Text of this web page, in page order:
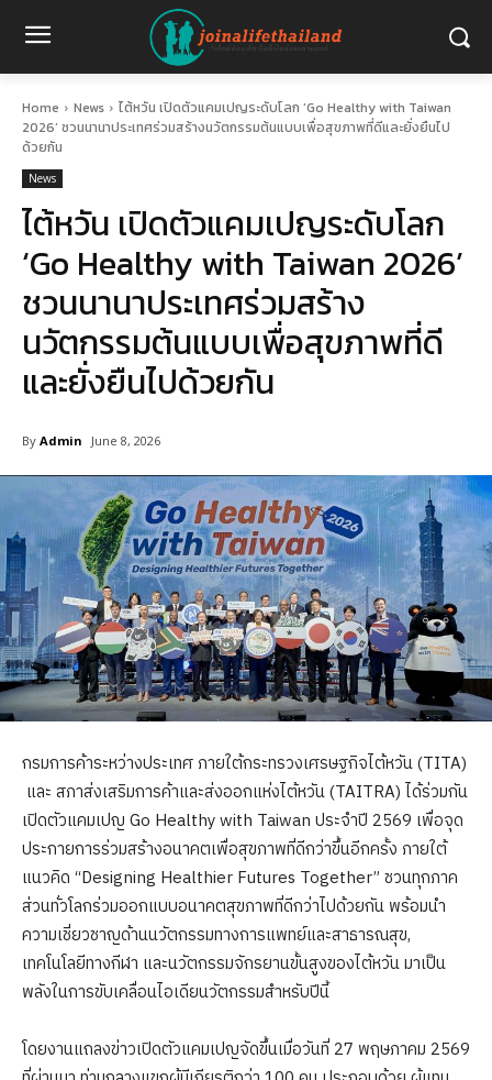
Home News
ไต้หวัน เปิดตัวแคมเปญระดับโลก ‘Go Healthy with Taiwan
2026’ ชวนนานาประเทศร่วมสร้างนวัตกรรมต้นแบบเพื่อสุขภาพที่ดีและยั่งยืนไป
ด้วยกัน
News
ไต้หวัน เปิดตัวแคมเปญระดับโลก
‘Go Healthy with Taiwan 2026’
ชวนนานาประเทศร่วมสร้าง
นวัตกรรมต้นแบบเพื่อสุขภาพที่ดี
และยั่งยืนไปด้วยกัน
By Admin June 8, 2026
กรมการค้าระหว่างประเทศ ภายใต้กระทรวงเศรษฐกิจไต้หวัน (TITA)
และ สภาส่งเสริมการค้าและส่งออกแห่งไต้หวัน (TAITRA) ได้ร่วมกัน
เปิดตัวแคมเปญ Go Healthy with Taiwan ประจำปี 2569 เพื่อจุด
ประกายการร่วมสร้างอนาคตเพื่อสุขภาพที่ดีกว่าขึ้นอีกครั้ง ภายใต้
แนวคิด “Designing Healthier Futures Together” ชวนทุกภาค
ส่วนทั่วโลกร่วมออกแบบอนาคตสุขภาพที่ดีกว่าไปด้วยกัน พร้อมนำ
ความเชี่ยวชาญด้านนวัตกรรมทางการแพทย์และสาธารณสุข,
เทคโนโลยีทางกีฬา และนวัตกรรมจักรยานขั้นสูงของไต้หวัน มาเป็น
พลังในการขับเคลื่อนไอเดียนวัตกรรมสำหรับปีนี้
โดยงานแถลงข่าวเปิดตัวแคมเปญจัดขึ้นเมื่อวันที่ 27 พฤษภาคม 2569